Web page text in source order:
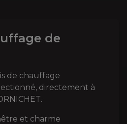
de
de chauffage
directement à
.
et charme